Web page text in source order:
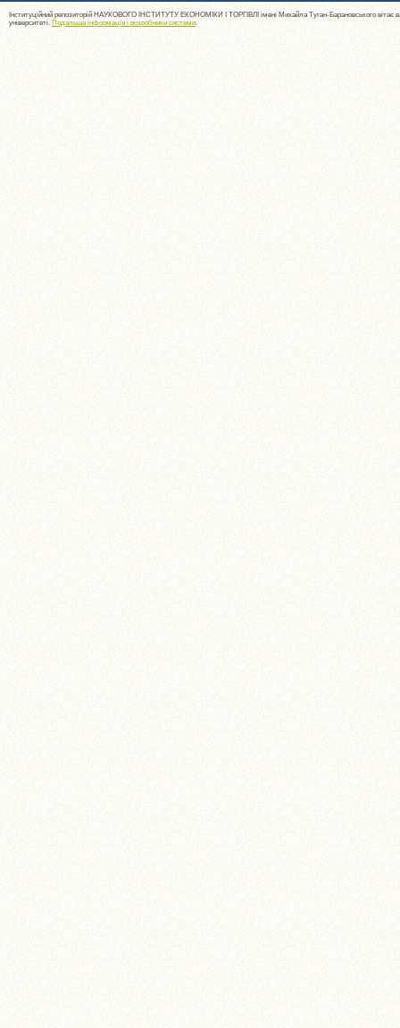
Інституційний репозиторій НАУКОВОГО ІНСТИТУТУ ЕКОНОМІКИ І ТОРГІВЛІ імені Михайла Туган-Барановського вітає
університеті. Подальша інформація і розробники системи